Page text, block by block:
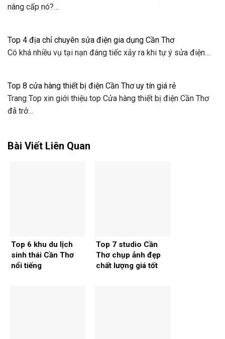
nâng cấp nó?…
Top 4 địa chỉ chuyên sửa điện gia dụng Cần Thơ
Có khá nhiều vụ tại nạn đáng tiếc xảy ra khi tự ý sửa điện…
Top 8 cửa hàng thiết bị điện Cần Thơ uy tín giá rẻ
Trang Top xin giới thiệu top Cửa hàng thiết bị điện Cần Thơ
đã trở…
Bài Viết Liên Quan
Top 6 khu du lịch
sinh thái Cần Thơ
nổi tiếng
Top 7 studio Cần
Thơ chụp ảnh đẹp
chất lượng giá tốt